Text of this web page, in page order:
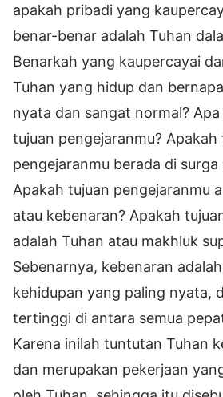
apakah pribadi yang
benar-benar adalah Tuhan
Benarkah yang kaupercayai
Tuhan yang hidup dan
nyata dan sangat normal?
tujuan pengejaranmu? Apakah
pengejaranmu berada di surga
Apakah tujuan pengejaranmu
atau kebenaran? Apakah
adalah Tuhan atau makhluk
Sebenarnya, kebenaran
kehidupan yang paling nyata,
tertinggi di antara semua
Karena inilah tuntutan Tuhan
dan merupakan pekerjaan